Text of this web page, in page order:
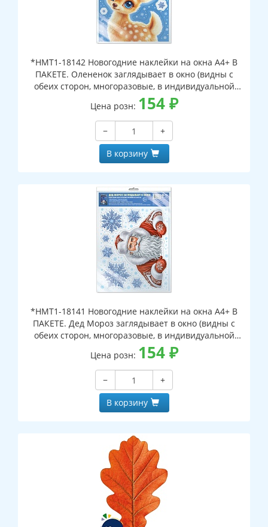
*НМТ1-18142 Новогодние наклейки на окна А4+ В
ПАКЕТЕ. Олененок заглядывает в окно (видны с
обеих сторон, многоразовые, в индивидуальной
упаковке, с европодвесом и клеевым клапаном)
Цена розн: 154₽
−
+
В корзину
*НМТ1-18141 Новогодние наклейки на окна А4+ В
ПАКЕТЕ. Дед Мороз заглядывает в окно (видны с
обеих сторон, многоразовые, в индивидуальной
упаковке, с европодвесом и клеевым клапаном)
Цена розн: 154₽
−
+
В корзину